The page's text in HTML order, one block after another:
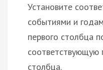
Установите
событиями и
первого столбца
соответствующую
столбца.